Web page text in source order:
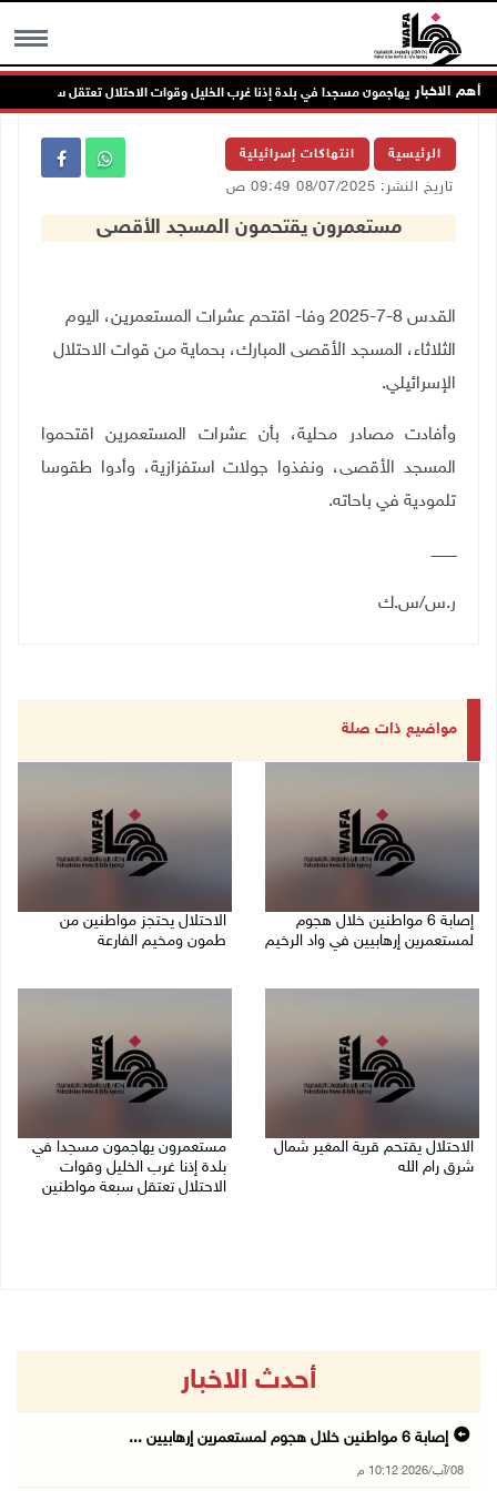
MENU أهم الاخبار
مستعمرون يهاجمون مسجدا في بلدة إذنا غرب الخليل وقوات الاحتلال تعتقل سبعة مواطنين
الرئيسية انتهاكات إسرائيلية
تاريخ النشر: 08/07/2025 09:49 ص
مستعمرون يقتحمون المسجد الأقصى
القدس 8-7-2025 وفا- اقتحم عشرات المستعمرين، اليوم
الثلاثاء، المسجد الأقصى المبارك، بحماية من قوات الاحتلال
الإسرائيلي.
وأفادت مصادر محلية، بأن عشرات المستعمرين اقتحموا
المسجد الأقصى، ونفذوا جولات استفزازية، وأدوا طقوسا
تلمودية في باحاته.
ـــــــــــ
ر.س/س.ك
مواضيع ذات صلة
إصابة 6 مواطنين خلال هجوم
لمستعمرين إرهابيين في واد الرخيم
الاحتلال يحتجز مواطنين من
طمون ومخيم الفارعة
الاحتلال يقتحم قرية المغير شمال
شرق رام الله
مستعمرون يهاجمون مسجدا في
بلدة إذنا غرب الخليل وقوات
الاحتلال تعتقل سبعة مواطنين
أحدث الاخبار
إصابة 6 مواطنين خلال هجوم لمستعمرين إرهابيين ...
08/آب/2026 10:12 م